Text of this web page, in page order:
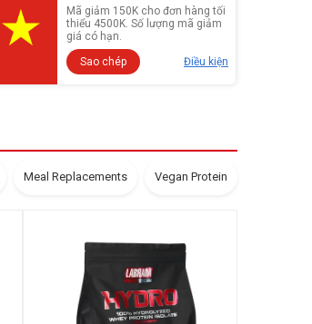
Mã giảm 150K cho đơn hàng tối
thiểu 4500K. Số lượng mã giảm
giá có hạn.
Sao chép
Điều kiện
Meal Replacements Vegan Protein